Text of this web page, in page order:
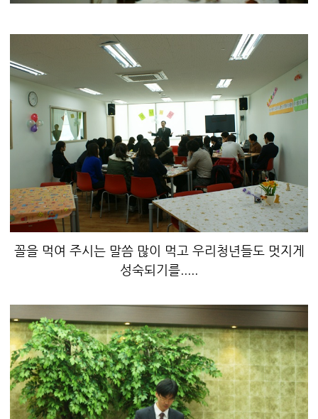
꼴을 먹여 주시는 말씀 많이 먹고 우리청년들도 멋지게
성숙되기를.....